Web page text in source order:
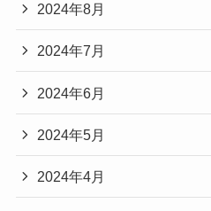
2024年8月
2024年7月
2024年6月
2024年5月
2024年4月